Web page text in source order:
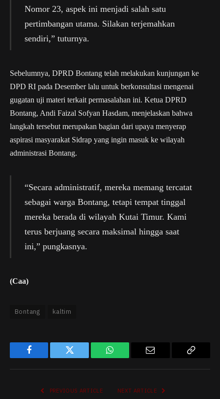
Nomor 23, aspek ini menjadi salah satu
pertimbangan utama. Silakan terjemahkan
sendiri,” tuturnya.
Sebelumnya, DPRD Bontang telah melakukan kunjungan ke
DPD RI pada Desember lalu untuk berkonsultasi mengenai
gugatan uji materi terkait permasalahan ini. Ketua DPRD
Bontang, Andi Faizal Sofyan Hasdam, menjelaskan bahwa
langkah tersebut merupakan bagian dari upaya menyerap
aspirasi masyarakat Sidrap yang ingin masuk ke wilayah
administrasi Bontang.
“Secara administratif, mereka memang tercatat
sebagai warga Bontang, tetapi tempat tinggal
mereka berada di wilayah Kutai Timur. Kami
terus berjuang secara maksimal hingga saat
ini,” pungkasnya.
(Caa)
Bontang kaltim
Facebook Twitter WhatsApp
PREVIOUS ARTICLE NEXT ARTICLE